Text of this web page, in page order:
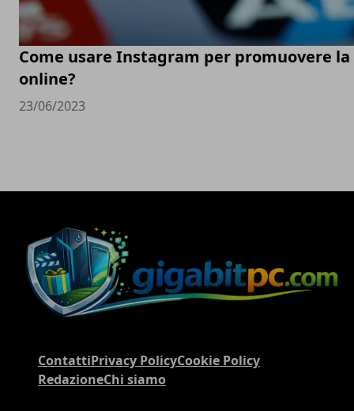
Come usare Instagram per promuovere
online?
23/06/2023
ContattiPrivacy PolicyCookie Policy
RedazioneChi siamo